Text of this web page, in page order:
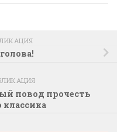
повод прочесть